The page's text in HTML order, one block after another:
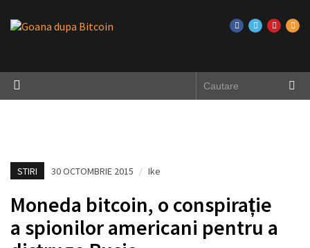
STIRI 30 OCTOMBRIE 2015 / Ike
Moneda bitcoin, o conspirație
a spionilor americani pentru a